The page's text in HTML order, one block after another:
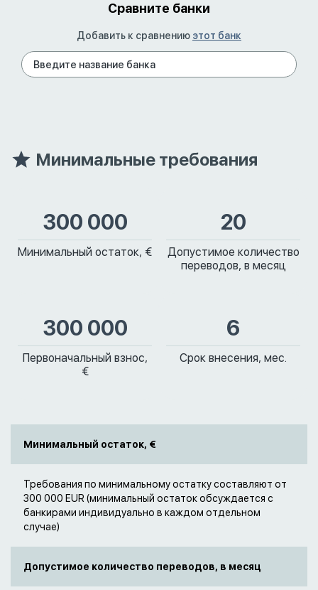
Сравните банки
Добавить к сравнению этот банк
Минимальные требования
300 000
Минимальный остаток, €
20
Допустимое количество
переводов, в месяц
300 000
Первоначальный взнос,
€
6
Срок внесения, мес.
Минимальный остаток, €
Требования по минимальному остатку составляют от
300 000 EUR (минимальный остаток обсуждается с
банкирами индивидуально в каждом отдельном
случае)
Допустимое количество переводов, в месяц